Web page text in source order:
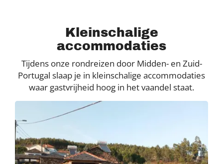
Kleinschalige
accommodaties
Tijdens onze rondreizen door Midden- en Zuid-
Portugal slaap je in kleinschalige accommodaties
waar gastvrijheid hoog in het vaandel staat.